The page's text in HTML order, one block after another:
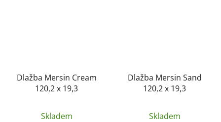
Dlažba Mersin Cream
120,2 x 19,3
Skladem
Dlažba Mersin Sand
120,2 x 19,3
Skladem